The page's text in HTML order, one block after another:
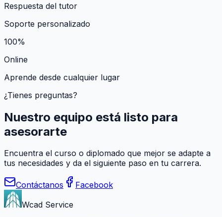
Respuesta del tutor
Soporte personalizado
100%
Online
Aprende desde cualquier lugar
¿Tienes preguntas?
Nuestro equipo está listo para
asesorarte
Encuentra el curso o diplomado que mejor se adapte a
tus necesidades y da el siguiente paso en tu carrera.
Contáctanos
Facebook
Wcad Service